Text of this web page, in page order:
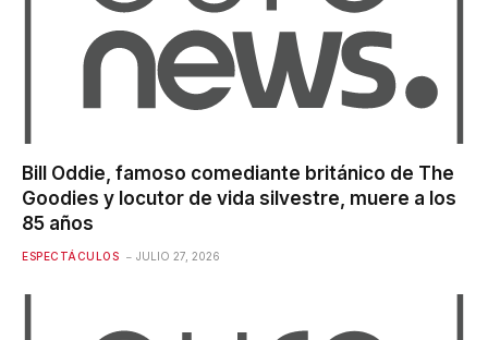
Bill Oddie, famoso comediante británico de The
Goodies y locutor de vida silvestre, muere a los
85 años
ESPECTÁCULOS JULIO 27, 2026